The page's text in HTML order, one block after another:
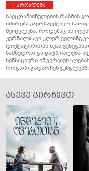
პრობლემა
სპეცდანიშნულების რაზმის
იძირება უპერსპექტივო
შეიცვლება, როდესაც ის
ჟურნალისტი კლერ
დიქტატორთან ხუან
სამხედრო გადატრიალება
სენსაციური ინტერვიუს
როგორ გადარჩენ
ასევე გირჩევთ